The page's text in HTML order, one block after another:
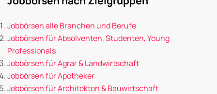
Jobbörsen alle Branchen und Berufe
Jobbörsen für Absolventen, Studenten, Young
Professionals
Jobbörsen für Agrar & Landwirtschaft
Jobbörsen für Apotheker
Jobbörsen für Architekten & Bauwirtschaft